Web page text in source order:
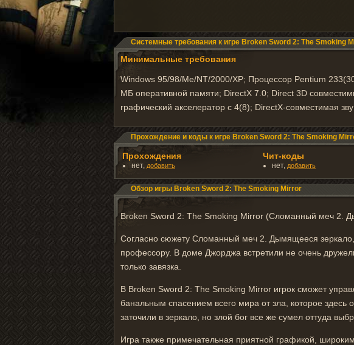
Системные требования к игре Broken Sword 2: The Smoking
Минимальные требования
Windows 95/98/Me/NT/2000/XP; Процессор Pentium
МБ оперативной памяти; DirectX 7.0; Direct 3D
графический акселератор с 4(8); DirectX-совместимая
Прохождение и коды к игре Broken Sword 2: The Smoking
Прохождения
нет, добавить
Чит-коды
нет, добавить
Обзор игры Broken Sword 2: The Smoking Mirror
Broken Sword 2: The Smoking Mirror (Сломанный меч 2.
Согласно сюжету Сломанный меч 2. Дымящееся
профессору. В доме Джорджа встретили не очень
только завязка.
В Broken Sword 2: The Smoking Mirror игрок сможет
банальным спасением всего мира от зла, которое
заточили в зеркало, но злой бог все же сумел оттуда
Игра также примечательная приятной графикой,